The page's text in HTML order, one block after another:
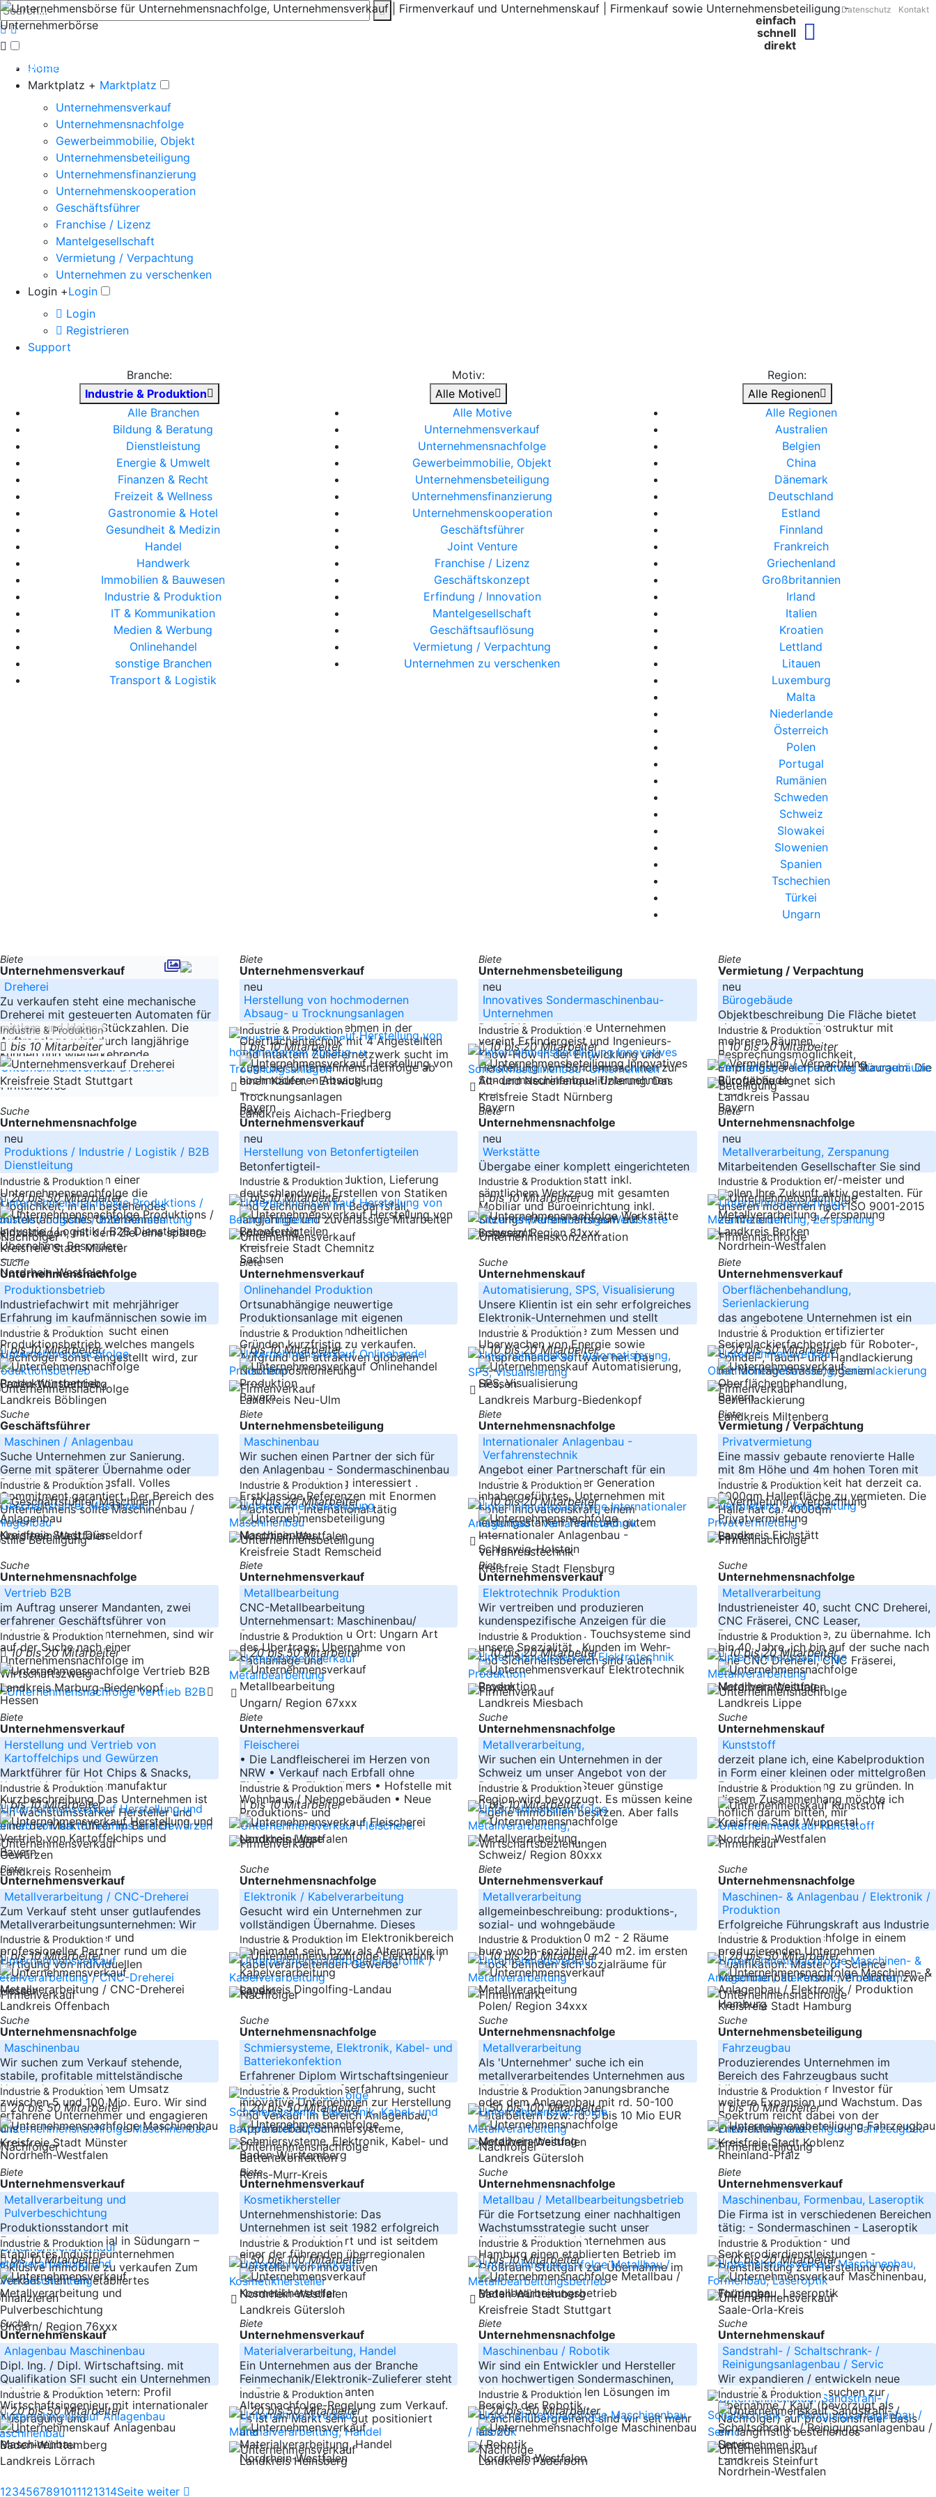
einfach
schnell
direkt
Der große Marktplatz für Unternehmen
Datenschutz Kontakt
Home
Marktplatz + Marktplatz
Unternehmensverkauf
Unternehmensnachfolge
Gewerbeimmobilie, Objekt
Unternehmensbeteiligung
Unternehmensfinanzierung
Unternehmenskooperation
Geschäftsführer
Franchise / Lizenz
Mantelgesellschaft
Vermietung / Verpachtung
Unternehmen zu verschenken
Login +Login
Login
Registrieren
Support
Branche:
Industrie & Produktion
Alle Branchen
Bildung & Beratung
Dienstleistung
Energie & Umwelt
Finanzen & Recht
Freizeit & Wellness
Gastronomie & Hotel
Gesundheit & Medizin
Handel
Handwerk
Immobilien & Bauwesen
Industrie & Produktion
IT & Kommunikation
Medien & Werbung
Onlinehandel
sonstige Branchen
Transport & Logistik
Motiv:
Alle Motive
Alle Motive
Unternehmensverkauf
Unternehmensnachfolge
Gewerbeimmobilie, Objekt
Unternehmensbeteiligung
Unternehmensfinanzierung
Unternehmenskooperation
Geschäftsführer
Joint Venture
Franchise / Lizenz
Geschäftskonzept
Erfindung / Innovation
Mantelgesellschaft
Geschäftsauflösung
Vermietung / Verpachtung
Unternehmen zu verschenken
Region:
Alle Regionen
Alle Regionen
Australien
Belgien
China
Dänemark
Deutschland
Estland
Finnland
Frankreich
Griechenland
Großbritannien
Irland
Italien
Kroatien
Lettland
Litauen
Luxemburg
Malta
Niederlande
Österreich
Polen
Portugal
Rumänien
Schweden
Schweiz
Slowakei
Slowenien
Spanien
Tschechien
Türkei
Ungarn
Biete
Unternehmensverkauf
Dreherei
Zu verkaufen steht eine mechanische
Dreherei mit gesteuerten Automaten für
mittlere und kleine Stückzahlen. Die
Auftragslage wird durch langjährige
Kunden und wiederkehrende
-----
Baden-Württemberg
Industrie & Produktion
bis 10 Mitarbeiter
Kreisfreie Stadt Stuttgart
Biete
Unternehmensverkauf
neu
Herstellung von hochmodernen
Absaug- u Trocknungsanlagen
- Etabliertes Unternehmen in der
Oberflächentechnik mit 4 Angestellten
und intaktem Zuliefernetzwerk sucht im
Zuge der Unternehmensnachfolge ab
einen Käufer. - Entwicklung
-----
Bayern
Industrie & Produktion
bis 10 Mitarbeiter
Landkreis Aichach-Friedberg
Biete
Unternehmensbeteiligung
neu
Innovatives Sondermaschinenbau-
Unternehmen
Das 2019 gegründete Unternehmen
vereint Erfindergeist und Ingenieurs-
Know-How in der Entwicklung und
Herstellung von Sondermaschinen zur
Alt- und Neureifenqualifizierung. Das
-----
Bayern
Industrie & Produktion
10 bis 20 Mitarbeiter
Kreisfreie Stadt Nürnberg
Biete
Vermietung / Verpachtung
neu
Bürogebäude
Objektbeschreibung Die Fläche bietet
eine bestehende Bürostruktur mit
mehreren Räumen,
Besprechungsmöglichkeit,
Empfangsbereich und viel Stauraum. Die
Bürofläche eignet sich
-----
Bayern
Industrie & Produktion
10 bis 20 Mitarbeiter
Landkreis Passau
Suche
Unternehmensnachfolge
neu
Produktions / Industrie / Logistik / B2B
Dienstleitung
Ich suche im Rahmen einer
Unternehmensnachfolge die
Möglichkeit, in ein bestehendes
mittelständisches Unternehmen
einzusteigen, mit dem Ziel eine spätere
Übernahme. Besondere
-----
Nordrhein-Westfalen
Industrie & Produktion
20 bis 50 Mitarbeiter
Kreisfreie Stadt Münster
Biete
Unternehmensverkauf
neu
Herstellung von Betonfertigteilen
Betonfertigteil-
Sonderelementeproduktion, Lieferung
deutschlandweit, Erstellen von Statiken
und Zeichnungen im Bedarfsfall,
langjährige und zuverlässige Mitarbeiter
können mit
-----
Sachsen
Industrie & Produktion
bis 10 Mitarbeiter
Kreisfreie Stadt Chemnitz
Biete
Unternehmensnachfolge
neu
Werkstätte
Übergabe einer komplett eingerichteten
mechanischen Werkstatt inkl.
sämtlichem Werkzeug mit gesamten
Mobiliar und Büroeinrichtung inkl.
Sitzungs-/Aufenthaltsraum auf
insgesamt
Industrie & Produktion
bis 10 Mitarbeiter
Schweiz/ Region 81xxx
Biete
Unternehmensnachfolge
neu
Metallverarbeitung, Zerspanung
Mitarbeitenden Gesellschafter Sie sind
Zerspanungstechniker/-meister und
wollen Ihre Zukunft aktiv gestalten. Für
unseren modernen nach ISO 9001-2015
zertifizierten
-----
Nordrhein-Westfalen
Industrie & Produktion
Landkreis Borken
Suche
Unternehmensnachfolge
Produktionsbetrieb
Industriefachwirt mit mehrjähriger
Erfahrung im kaufmännischen sowie im
technischen Bereich sucht einen
Produktionsbetrieb welches mangels
Nachfolger sonst eingestellt wird, zur
-----
Baden-Württemberg
Industrie & Produktion
bis 10 Mitarbeiter
Landkreis Böblingen
Biete
Unternehmensverkauf
Onlinehandel Produktion
Ortsunabhängige neuwertige
Produktionsanlage mit eigenen
Produkten aus gesundheitlichen
Gründen kurzfristig zu verkaufen.
Aufgrund der attraktiven globalen
Nischenpositionierung
-----
Bayern
Industrie & Produktion
bis 10 Mitarbeiter
Landkreis Neu-Ulm
Suche
Unternehmenskauf
Automatisierung, SPS, Visualisierung
Unsere Klientin ist ein sehr erfolgreiches
Elektronik-Unternehmen und stellt
verschiedene Geräte zum Messen und
Überwachen von Energie sowie
entsprechende Software her. Das
-----
Hessen
Industrie & Produktion
10 bis 20 Mitarbeiter
Landkreis Marburg-Biedenkopf
Biete
Unternehmensverkauf
Oberflächenbehandlung,
Serienlackierung
das angebotene Unternehmen ist ein
spezialisierter und zertifizierter
Serienlackierfachbetrieb für Roboter-,
Spindel-, Tauch- und Handlackierung
mit Montagestrasse, eigenem
-----
Bayern
Industrie & Produktion
20 bis 50 Mitarbeiter
Landkreis Miltenberg
Suche
Geschäftsführer
Maschinen / Anlagenbau
Suche Unternehmen zur Sanierung.
Gerne mit späterer Übernahme oder
Beteiligung im Erfolgsfall. Volles
Commitment garantiert. Der Bereich des
Unternehmens sollte Maschinenbau /
-----
Nordrhein-Westfalen
Industrie & Produktion
Kreisfreie Stadt Düsseldorf
Biete
Unternehmensbeteiligung
Maschinenbau
Wir suchen einen Partner der sich für
den Anlagenbau - Sondermaschinenbau
und Automatisierung interessiert .
Erstklassige Referenzen mit Enormen
Wachstum , International tätig
-----
Nordrhein-Westfalen
Industrie & Produktion
10 bis 20 Mitarbeiter
Kreisfreie Stadt Remscheid
Biete
Unternehmensnachfolge
Internationaler Anlagenbau -
Verfahrenstechnik
Angebot einer Partnerschaft für ein
profitables, in zweiter Generation
inhabergeführtes, Unternehmen mit
hoher Innovationskraft, einem
leistungsstarken Team und gutem
-----
Schleswig-Holstein
Industrie & Produktion
10 bis 20 Mitarbeiter
Kreisfreie Stadt Flensburg
Biete
Vermietung / Verpachtung
Privatvermietung
Eine massiv gebaute renovierte Halle
mit 8m Höhe und 4m hohen Toren mit
Durchfahrtsmöglichkeit hat derzeit ca.
2000qm Hallenfläche zu vermieten. Die
Halle hat ca. 4000qm
-----
Bayern
Industrie & Produktion
Landkreis Eichstätt
Suche
Unternehmensnachfolge
Vertrieb B2B
im Auftrag unserer Mandanten, zwei
erfahrener Geschäftsführer von
mittelständischen Unternehmen, sind wir
auf der Suche nach einer
Unternehmensnachfolge im
Wirtschaftszweig
-----
Hessen
Industrie & Produktion
10 bis 20 Mitarbeiter
Landkreis Marburg-Biedenkopf
Biete
Unternehmensverkauf
Metallbearbeitung
CNC-Metallbearbeitung
Unternehmensart: Maschinenbau/
Sondermaschinenbau Ort: Ungarn Art
des Übertrags: Übernahme von
Sachanlage und
Industrie & Produktion
20 bis 50 Mitarbeiter
Ungarn/ Region 67xxx
Biete
Unternehmensverkauf
Elektrotechnik Produktion
Wir vertreiben und produzieren
kundenspezifische Anzeigen für die
Industrieautomation. Touchsysteme sind
unsere Spezialität . Kunden im Wehr-
und Sicherheitsbereich sind auch
-----
Bayern
Industrie & Produktion
10 bis 20 Mitarbeiter
Landkreis Miesbach
Suche
Unternehmensnachfolge
Metallverarbeitung
Industrieneister 40, sucht CNC Dreherei,
CNC Fräserei, CNC Leaser,
Baugruppenmontage, zu übernahme. Ich
bin 40 Jahre, ich bin auf der suche nach
eine CNC Dreherei, CNC Fräserei,
-----
Nordrhein-Westfalen
Industrie & Produktion
10 bis 20 Mitarbeiter
Landkreis Lippe
Biete
Unternehmensverkauf
Herstellung und Vertrieb von
Kartoffelchips und Gewürzen
Marktführer für Hot Chips & Snacks,
Kesselchips, Gewürzmanufaktur
Kurzbeschreibung Das Unternehmen ist
ein wachstumsstarker Hersteller und
einer der Marktführer im Bereich
-----
Bayern
Industrie & Produktion
bis 10 Mitarbeiter
Landkreis Rosenheim
Biete
Unternehmensverkauf
Fleischerei
• Die Landfleischerei im Herzen von
NRW • Verkauf nach Erbfall ohne
Einfluss des Eigentümers • Hofstelle mit
Wohnhaus / Nebengebäuden • Neue
Produktions- und
-----
Nordrhein-Westfalen
Industrie & Produktion
bis 10 Mitarbeiter
Landkreis Lippe
Suche
Unternehmensnachfolge
Metallverarbeitung,
Wir suchen ein Unternehmen in der
Schweiz um unser Angebot von der
Produktion erhöht. Steuer günstige
Region wird bevorzugt. Es müssen keine
eigene Immobilien besitzen. Aber falls
Industrie & Produktion
bis 10 Mitarbeiter
Schweiz/ Region 80xxx
Suche
Unternehmenskauf
Kunststoff
derzeit plane ich, eine Kabelproduktion
in Form einer kleinen oder mittelgroßen
Fertigung/ Herstellung zu gründen. In
diesem Zusammenhang möchte ich
höflich darum bitten, mir
-----
Nordrhein-Westfalen
Industrie & Produktion
Kreisfreie Stadt Wuppertal
Biete
Unternehmensverkauf
Metallverarbeitung / CNC-Dreherei
Zum Verkauf steht unser gutlaufendes
Metallverarbeitungsunternehmen: Wir
sind ein kompetenter und
professioneller Partner rund um die
Fertigung von individuellen
-----
Hessen
Industrie & Produktion
bis 10 Mitarbeiter
Landkreis Offenbach
Suche
Unternehmensnachfolge
Elektronik / Kabelverarbeitung
Gesucht wird ein Unternehmen zur
vollständigen Übernahme. Dieses
Unternehmen sollte im Elektronikbereich
beheimatet sein, bzw. als Alternative im
kabelverarbeitenden Gewerbe
-----
Bayern
Industrie & Produktion
Landkreis Dingolfing-Landau
Biete
Unternehmensverkauf
Metallverarbeitung
allgemeinbeschreibung: produktions-,
sozial- und wohngebäude
produktionsteil - 250 m2 - 2 Räume
buro-wohn-sozialteil 240 m2. im ersten
stock befinden sich sozialräume für
Industrie & Produktion
10 bis 20 Mitarbeiter
Polen/ Region 34xxx
Suche
Unternehmensnachfolge
Maschinen- & Anlagenbau / Elektronik /
Produktion
Erfolgreiche Führungskraft aus Industrie
(33) sucht Altersnachfolge in einem
produzierenden Unternehmen
Qualifikation: Master of Science
Maschinenbau Person: verheiratet, zwei
-----
Hamburg
Industrie & Produktion
20 bis 50 Mitarbeiter
Kreisfreie Stadt Hamburg
Suche
Unternehmensnachfolge
Maschinenbau
Wir suchen zum Verkauf stehende,
stabile, profitable mittelständische
Unternehmen mit einem Umsatz
zwischen 5 und 100 Mio. Euro. Wir sind
erfahrene Unternehmer und engagieren
uns
-----
Nordrhein-Westfalen
Industrie & Produktion
20 bis 50 Mitarbeiter
Kreisfreie Stadt Münster
Suche
Unternehmensnachfolge
Schmiersysteme, Elektronik, Kabel- und
Batteriekonfektion
Erfahrener Diplom Wirtschaftsingenieur
mit 20 Jahren Berufserfahrung, sucht
innovative Unternehmen zur Herstellung
und Verkauf im Bereich Anlagenbau,
Apparatebau, Schmiersysteme,
-----
Baden-Württemberg
Industrie & Produktion
20 bis 50 Mitarbeiter
Rems-Murr-Kreis
Suche
Unternehmensnachfolge
Metallverarbeitung
Als 'Unternehmer' suche ich ein
metallverarbeitendes Unternehmen aus
der Blech- und Zerspanungsbranche
oder dem Anlagenbau mit rd. 50-100
Mitarbeitern bzw. rd. 5 bis 10 Mio EUR
-----
Nordrhein-Westfalen
Industrie & Produktion
50 bis 100 Mitarbeiter
Landkreis Gütersloh
Suche
Unternehmensbeteiligung
Fahrzeugbau
Produzierendes Unternehmen im
Bereich des Fahrzeugbaus sucht
Mitunternehmer oder Investor für
weitere Expansion und Wachstum. Das
Spektrum reicht dabei von der
Entwicklung und
-----
Rheinland-Pfalz
Industrie & Produktion
bis 10 Mitarbeiter
Kreisfreie Stadt Koblenz
Biete
Unternehmensverkauf
Metallverarbeitung und
Pulverbeschichtung
Produktionsstandort mit
Erweiterungspotenzial in Südungarn –
Etabliertes Industrieunternehmen
inklusive Immobilie zu verkaufen Zum
Verkauf steht ein etabliertes
Industrie & Produktion
bis 10 Mitarbeiter
Ungarn/ Region 76xxx
Biete
Unternehmensverkauf
Kosmetikhersteller
Unternehmenshistorie: Das
Unternehmen ist seit 1982 erfolgreich
am Markt positioniert und ist seitdem
einer der führenden überregionalen
Hersteller von innovativen
-----
Nordrhein-Westfalen
Industrie & Produktion
50 bis 100 Mitarbeiter
Landkreis Gütersloh
Suche
Unternehmensnachfolge
Metallbau / Metallbearbeitungsbetrieb
Für die Fortsetzung einer nachhaltigen
Wachstumsstrategie sucht unser
familiengeführtes Unternehmen aus
Hamburg einen etablierten Betrieb im
Großraum Stuttgart zur Übernahme im
-----
Baden-Württemberg
Industrie & Produktion
bis 10 Mitarbeiter
Kreisfreie Stadt Stuttgart
Biete
Unternehmensverkauf
Maschinenbau, Formenbau, Laseroptik
Die Firma ist in verschiedenen Bereichen
tätig: - Sondermaschinen - Laseroptik
Baugruppen - Draht- und
Senkerodierdienstleistungen -
Dienstleistung zur Herstellung von
-----
Thüringen
Industrie & Produktion
10 bis 20 Mitarbeiter
Saale-Orla-Kreis
Suche
Unternehmenskauf
Anlagenbau Maschinenbau
Dipl. Ing. / Dipl. Wirtschaftsing. mit
Qualifikation SFI sucht ein Unternehmen
mit folgenden Parametern: Profil
Wirtschaftsingenieur mit internationaler
Ausprägung und
-----
Baden-Württemberg
Industrie & Produktion
20 bis 50 Mitarbeiter
Landkreis Lörrach
Biete
Unternehmensverkauf
Materialverarbeitung, Handel
Ein Unternehmen aus der Branche
Feinmechanik/Elektronik-Zulieferer steht
im Rahmen der geplanten
Altersnachfolge-Regelung zum Verkauf.
Es ist am Markt sehr gut positioniert
und
-----
Nordrhein-Westfalen
Industrie & Produktion
20 bis 50 Mitarbeiter
Landkreis Heinsberg
Biete
Unternehmensnachfolge
Maschinenbau / Robotik
Wir sind ein Entwickler und Hersteller
von hochwertigen Sondermaschinen,
Anlagen und speziellen Lösungen im
Bereich der Robotik.
Branchenübergreifend sind wir seit mehr
als 20
-----
Nordrhein-Westfalen
Industrie & Produktion
20 bis 50 Mitarbeiter
Landkreis Paderborn
Suche
Unternehmenskauf
Sandstrahl- / Schaltschrank- /
Reinigungsanlagenbau / Servic
Wir expandieren / entwickeln neue
Geschäftsfelder und suchen zur
Übernahme / Kauf (bevorzugt als
Nachfolger) auf provisionsfreier Basis
ein langfristig bestehendes
Unternehmen im
-----
Nordrhein-Westfalen
Industrie & Produktion
Landkreis Steinfurt
1234567891011121314Seite weiter